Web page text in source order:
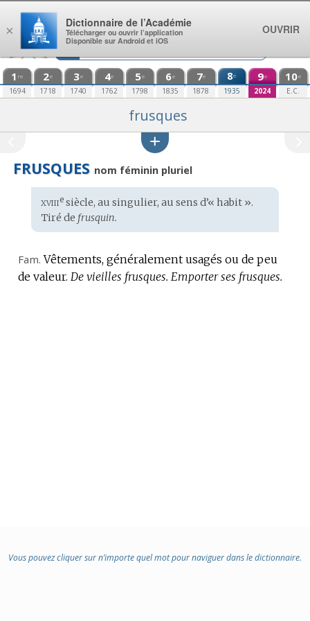
Aller au contenu
1 re
1694
2e
1718
3e
1740
4e
1762
5e
1798
6e
1835
7e
1878
8e
1935
9e
2024
10e
E.C.
frusques
FRUSQUES nom féminin pluriel
Étymologie
:
xviiiesiècle, au singulier, au sens d’« habit ».
Tiré de frusquin.
Fam. Vêtements, généralement usagés ou de peu
de valeur. De vieilles frusques. Emporter ses frusques.
Vous pouvez cliquer sur n’importe quel mot pour naviguer dans le dictionnaire.
×
Dictionnaire de l’Académie
Télécharger ou ouvrir l’application
Disponible sur Android et iOS
OUVRIR